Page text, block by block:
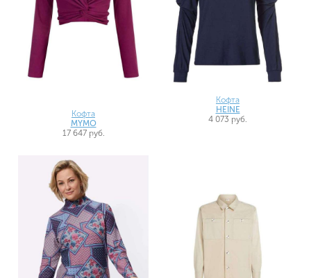
Кофта
MYMO
17 647 руб.
Кофта
HEINE
4 073 руб.